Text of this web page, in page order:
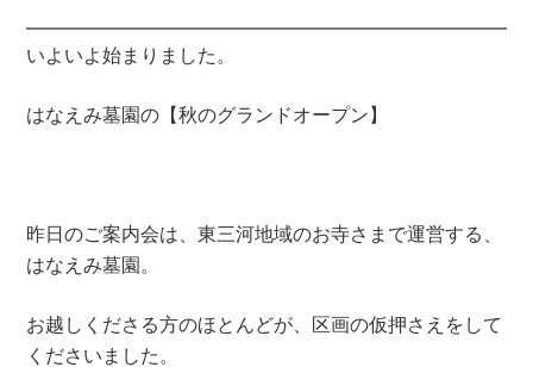
いよいよ始まりました。
はなえみ墓園の【秋のグランドオープン】
昨日のご案内会は、東三河地域のお寺さまで運営する、
はなえみ墓園。
お越しくださる方のほとんどが、区画の仮押さえをして
くださいました。